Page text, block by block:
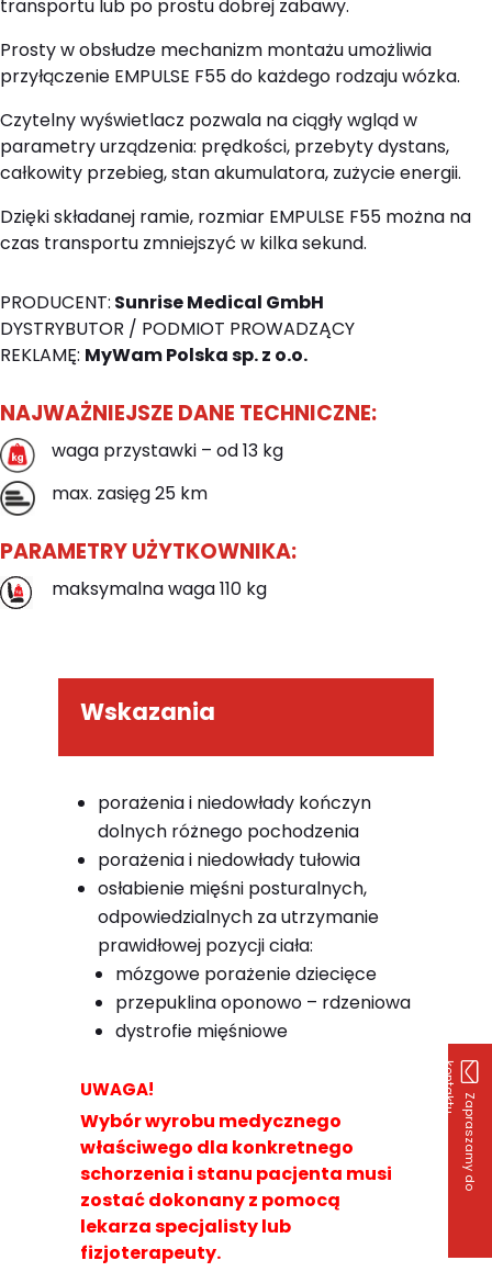
Z
a
p
r
a
s
z
a
m
y
d
o
k
o
n
t
a
k
t
u
transportu lub po prostu dobrej zabawy.
Prosty w obsłudze mechanizm montażu umożliwia
przyłączenie EMPULSE F55 do każdego rodzaju wózka.
Czytelny wyświetlacz pozwala na ciągły wgląd w
parametry urządzenia: prędkości, przebyty dystans,
całkowity przebieg, stan akumulatora, zużycie energii.
Dzięki składanej ramie, rozmiar EMPULSE F55 można na
czas transportu zmniejszyć w kilka sekund.
PRODUCENT: Sunrise Medical GmbH
DYSTRYBUTOR / PODMIOT PROWADZĄCY
REKLAMĘ: MyWam Polska sp. z o.o.
NAJWAŻNIEJSZE DANE TECHNICZNE:
waga przystawki – od 13 kg
max. zasięg 25 km
PARAMETRY UŻYTKOWNIKA:
maksymalna waga 110 kg
Wskazania
porażenia i niedowłady kończyn
dolnych różnego pochodzenia
porażenia i niedowłady tułowia
osłabienie mięśni posturalnych,
odpowiedzialnych za utrzymanie
prawidłowej pozycji ciała:
mózgowe porażenie dziecięce
przepuklina oponowo – rdzeniowa
dystrofie mięśniowe
UWAGA!
Wybór wyrobu medycznego
właściwego dla konkretnego
schorzenia i stanu pacjenta musi
zostać dokonany z pomocą
lekarza specjalisty lub
fizjoterapeuty.